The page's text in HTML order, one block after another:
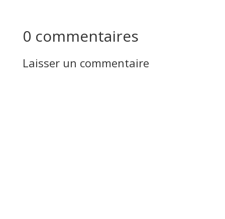
0 commentaires
Laisser un commentaire